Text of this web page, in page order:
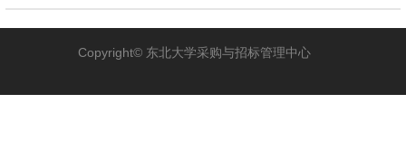
Copyright© 东北大学采购与招标管理中心